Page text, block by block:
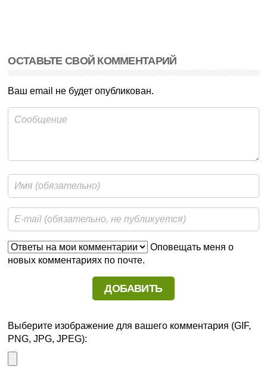
ОСТАВЬТЕ СВОЙ КОММЕНТАРИЙ
Ваш email не будет опубликован.
Оповещать меня о
новых комментариях по почте.
Выберите изображение для вашего комментария (GIF,
PNG, JPG, JPEG):